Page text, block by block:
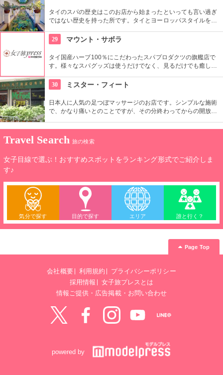
タイのスパの歴史はこのお店から始まったといっても言い過ぎ
ではない歴史を持った所です。タイとヨーロッパスタイルを混
です。
29 マウント・サボラ
タイ国産ハーブ100％にこだわったスパプロダクツの旗艦店で
す。様々なスパグッズは使うだけでなく、見るだけでも癒しに
30
ミスター・フィート
日本人に人気の足つぼマッサージのお店です。シンプルな施術
で、かなり痛いとのことですが、その分終わってからの開放
たあとなどにおすすめのお店です。
Travel Search 旅の検索
女子目線で選ぶ！おすすめスポットをランキング形式でご紹介しま
す♪
気分で探す 目的で探す エリア 誰と行く？
Page Top
会社概要 利用規約
プライバシーポリシー
採用情報
女子旅プレスとは
情報ご提供・広告掲載・お問い合わせ
powered by